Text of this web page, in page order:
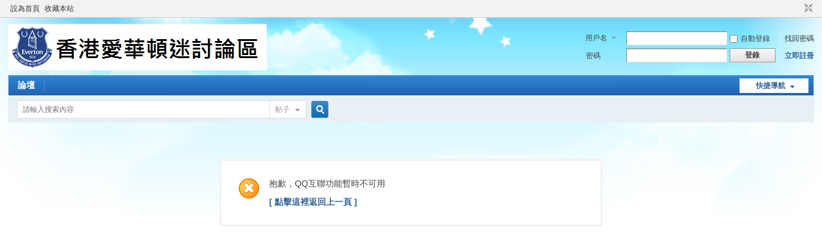
設為首頁 收藏本站
用戶名 自動登錄
找回密碼
密碼
登錄 立即註冊
快捷導航
論壇
帖子
索
抱歉，QQ互聯功能暫時不可用
[ 點擊這裡返回上一頁 ]